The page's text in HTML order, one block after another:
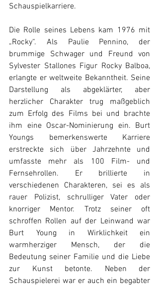
Schauspielkarriere.
Die Rolle seines Lebens kam 1976 mit
„Rocky“. Als Paulie Pennino, der
brummige Schwager und Freund von
Sylvester Stallones Figur Rocky Balboa,
erlangte er weltweite Bekanntheit. Seine
Darstellung als abgeklärter, aber
herzlicher Charakter trug maßgeblich
zum Erfolg des Films bei und brachte
ihm eine Oscar-Nominierung ein. Burt
Youngs bemerkenswerte Karriere
erstreckte sich über Jahrzehnte und
umfasste mehr als 100 Film- und
Fernsehrollen. Er brillierte in
verschiedenen Charakteren, sei es als
rauer Polizist, schrulliger Vater oder
knorriger Mentor. Trotz seiner oft
schroffen Rollen auf der Leinwand war
Burt Young in Wirklichkeit ein
warmherziger Mensch, der die
Bedeutung seiner Familie und die Liebe
zur Kunst betonte. Neben der
Schauspielerei war er auch ein begabter